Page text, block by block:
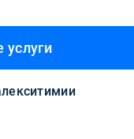
услуги